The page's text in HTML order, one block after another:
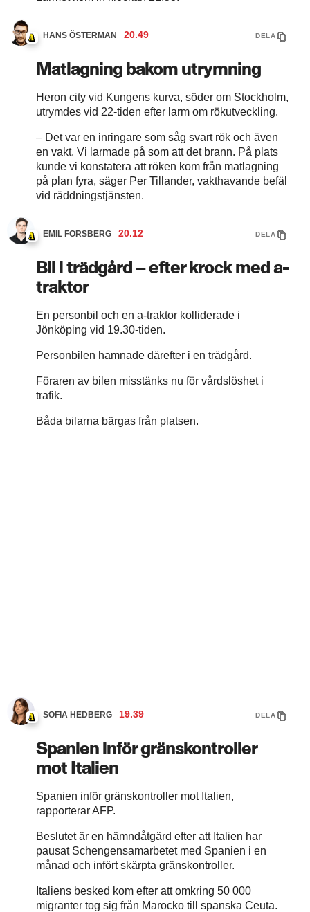
HANS ÖSTERMAN 20.49 DELA
Matlagning bakom utrymning
Heron city vid Kungens kurva, söder om Stockholm,
utrymdes vid 22-tiden efter larm om rökutveckling.
– Det var en inringare som såg svart rök och även
en vakt. Vi larmade på som att det brann. På plats
kunde vi konstatera att röken kom från matlagning
på plan fyra, säger Per Tillander, vakthavande befäl
vid räddningstjänsten.
EMIL FORSBERG 20.12 DELA
Bil i trädgård – efter krock med a-
traktor
En personbil och en a-traktor kolliderade i
Jönköping vid 19.30-tiden.
Personbilen hamnade därefter i en trädgård.
Föraren av bilen misstänks nu för vårdslöshet i
trafik.
Båda bilarna bärgas från platsen.
SOFIA HEDBERG 19.39 DELA
Spanien inför gränskontroller
mot Italien
Spanien inför gränskontroller mot Italien,
rapporterar AFP.
Beslutet är en hämndåtgärd efter att Italien har
pausat Schengensamarbetet med Spanien i en
månad och infört skärpta gränskontroller.
Italiens besked kom efter att omkring 50 000
migranter tog sig från Marocko till spanska Ceuta.